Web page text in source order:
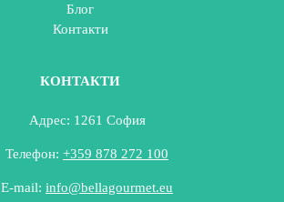
Блог
Контакти
КОНТАКТИ
Адрес: 1261 София
Телефон: +359 878 272 100
E-mail: info@bellagourmet.eu